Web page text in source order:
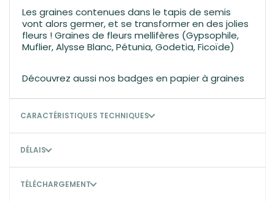
Les graines contenues dans le tapis de semis
vont alors germer, et se transformer en des jolies
fleurs ! Graines de fleurs mellifères (Gypsophile,
Muflier, Alysse Blanc, Pétunia, Godetia, Ficoïde)
Découvrez aussi nos badges en papier à graines
CARACTÉRISTIQUES TECHNIQUES
DÉLAIS
TÉLÉCHARGEMENT